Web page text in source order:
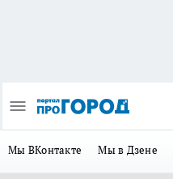
Мы ВКонтакте Мы в Дзене